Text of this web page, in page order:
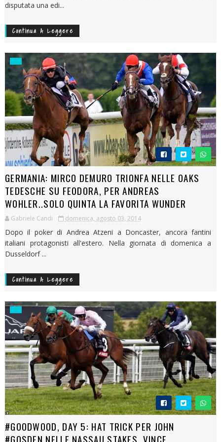
disputata una edi...
Continua A Leggere
GERMANIA: MIRCO DEMURO TRIONFA NELLE OAKS
TEDESCHE SU FEODORA, PER ANDREAS
WOHLER..SOLO QUINTA LA FAVORITA WUNDER
Gabriele Candi domenica, agosto 03, 2014
Dopo il poker di Andrea Atzeni a Doncaster, ancora fantini
italiani protagonisti all'estero. Nella giornata di domenica a
Dusseldorf ...
Continua A Leggere
#GOODWOOD, DAY 5: HAT TRICK PER JOHN
#GOSDEN NELLE NASSAU STAKES, VINCE